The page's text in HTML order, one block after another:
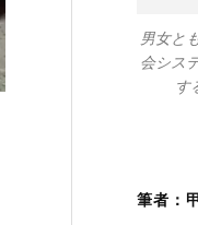
男女と
会シス
す
筆者：